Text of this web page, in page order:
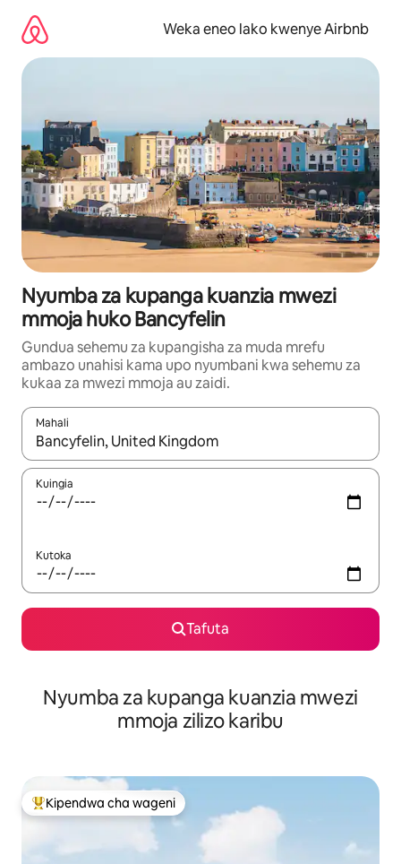
kwenda
kwenye
maudhui
Weka eneo lako kwenye Airbnb
Nyumba za kupanga kuanzia mwezi
mmoja huko Bancyfelin
Gundua sehemu za kupangisha za muda mrefu
ambazo unahisi kama upo nyumbani kwa sehemu za
kukaa za mwezi mmoja au zaidi.
Mahali
Wakati matokeo yanapatikana, vinjari kwa kutumia vitufe vya
Kuingia
Kutoka
Tafuta
Nyumba za kupanga kuanzia mwezi
mmoja zilizo karibu
Kipendwa maarufu cha wageni
Kipendwa cha wageni